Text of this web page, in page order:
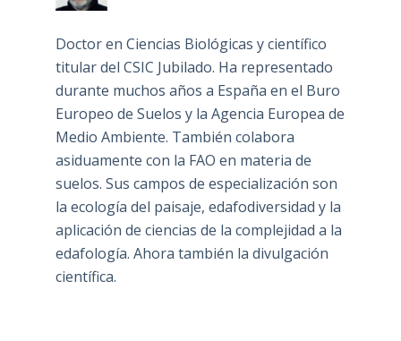
Doctor en Ciencias Biológicas y científico
titular del CSIC Jubilado. Ha representado
durante muchos años a España en el Buro
Europeo de Suelos y la Agencia Europea de
Medio Ambiente. También colabora
asiduamente con la FAO en materia de
suelos. Sus campos de especialización son
la ecología del paisaje, edafodiversidad y la
aplicación de ciencias de la complejidad a la
edafología. Ahora también la divulgación
científica.